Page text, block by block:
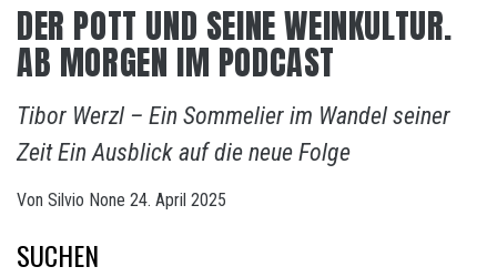
DER POTT UND SEINE WEINKULTUR.
AB MORGEN IM PODCAST
Tibor Werzl – Ein Sommelier im Wandel seiner
Zeit Ein Ausblick auf die neue Folge
Von Silvio None 24. April 2025
SUCHEN